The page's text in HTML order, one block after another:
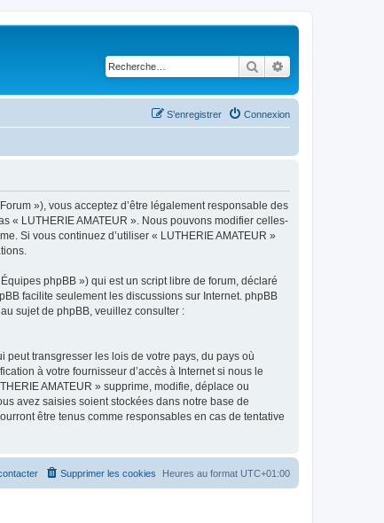
Rechercher
Connexion
S’enregistrer
»), vous acceptez d’être légalement responsable des
« LUTHERIE AMATEUR ». Nous pouvons modifier celles-
Si vous continuez d’utiliser « LUTHERIE AMATEUR »
phpBB ») qui est un script libre de forum, déclaré
facilite seulement les discussions sur Internet. phpBB
sujet de phpBB, veuillez consulter :
transgresser les lois de votre pays, du pays où
à votre fournisseur d’accès à Internet si nous le
AMATEUR » supprime, modifie, déplace ou
avez saisies soient stockées dans notre base de
être tenus comme responsables en cas de tentative
Heures au format UTC+01:00
Supprimer les cookies